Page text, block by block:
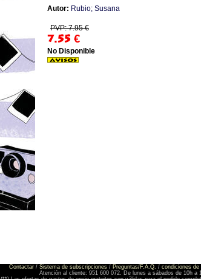
Autor: Rubio; Susana
PVP: 7.95 €
7.55 €
No Disponible
Contactar / Sistema de subscripciones / Preguntas/F.A.Q. / condiciones de
Atención al cliente: 951 600 072. De lunes a sábados de 10h a